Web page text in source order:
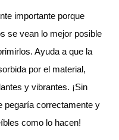
importante porque
se vean lo mejor posible
Ayuda a que la
por el material,
y vibrantes. ¡Sin
pegaría correctamente y
como lo hacen!